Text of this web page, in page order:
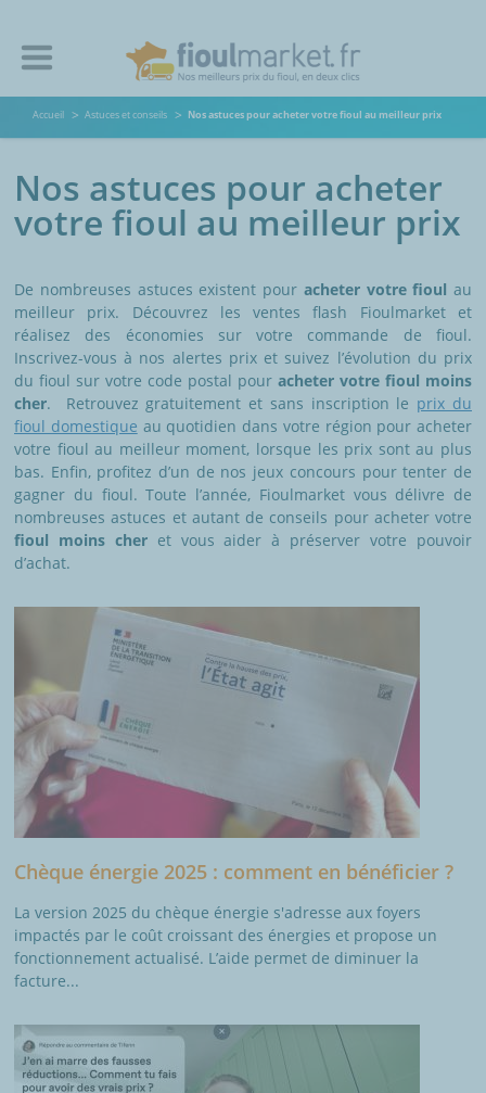
Accueil Astuces et conseils Nos astuces pour acheter votre fioul au meilleur prix
Nos astuces pour acheter
votre fioul au meilleur prix
De nombreuses astuces existent pour acheter votre fioul au
meilleur prix. Découvrez les ventes flash Fioulmarket et
réalisez des économies sur votre commande de fioul.
Inscrivez-vous à nos alertes prix et suivez l’évolution du prix
du fioul sur votre code postal pour acheter votre fioul moins
cher. Retrouvez gratuitement et sans inscription le prix du
fioul domestique au quotidien dans votre région pour acheter
votre fioul au meilleur moment, lorsque les prix sont au plus
bas. Enfin, profitez d’un de nos jeux concours pour tenter de
gagner du fioul. Toute l’année, Fioulmarket vous délivre de
nombreuses astuces et autant de conseils pour acheter votre
fioul moins cheret vous aider à préserver votre pouvoir
d’achat.
Chèque énergie 2025 : comment en bénéficier ?
La version 2025 du chèque énergie s'adresse aux foyers
impactés par le coût croissant des énergies et propose un
fonctionnement actualisé. L’aide permet de diminuer la
facture...